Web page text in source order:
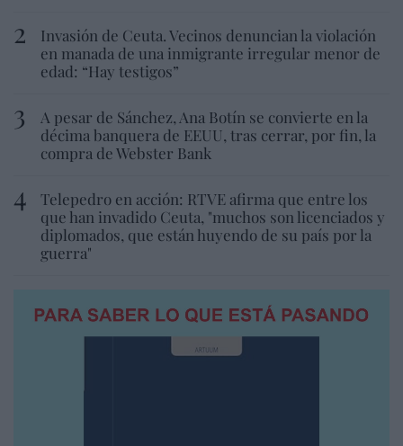
Invasión de Ceuta. Vecinos denuncian la violación
en manada de una inmigrante irregular menor de
edad: “Hay testigos”
A pesar de Sánchez, Ana Botín se convierte en la
décima banquera de EEUU, tras cerrar, por fin, la
compra de Webster Bank
Telepedro en acción: RTVE afirma que entre los
que han invadido Ceuta, "muchos son licenciados y
diplomados, que están huyendo de su país por la
guerra"